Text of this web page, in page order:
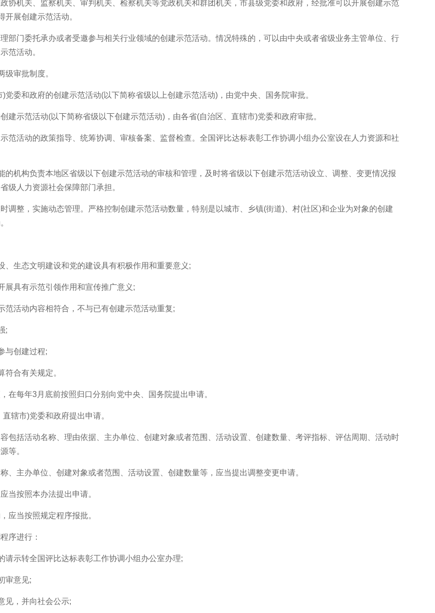
机关、监察机关、审判机关、检察机关等党政机关和群团机关，市县级党委和政府，经批准可以开展创建示范
展创建示范活动。
门委托承办或者受邀参与相关行业领域的创建示范活动。情况特殊的，可以由中央或者省级业务主管单位、行
范活动。
审批制度。
和政府的创建示范活动(以下简称省级以上创建示范活动)，由党中央、国务院审批。
示范活动(以下简称省级以下创建示范活动)，由各省(自治区、直辖市)党委和政府审批。
活动的政策指导、统筹协调、审核备案、监督检查。全国评比达标表彰工作协调小组办公室设在人力资源和社
构负责本地区省级以下创建示范活动的审核和管理，及时将省级以下创建示范活动设立、调整、变更情况报
级人力资源社会保障部门承担。
整，实施动态管理。严格控制创建示范活动数量，特别是以城市、乡镇(街道)、村(社区)和企业为对象的创建
生态文明建设和党的建设具有积极作用和重要意义;
具有示范引领作用和宣传推广意义;
活动内容相符合，不与已有创建示范活动重复;
;
与创建过程;
合有关规定。
每年3月底前按照归口分别向党中央、国务院提出申请。
辖市)党委和政府提出申请。
括活动名称、理由依据、主办单位、创建对象或者范围、活动设置、创建数量、考评指标、评估周期、活动时
等。
主办单位、创建对象或者范围、活动设置、创建数量等，应当提出调整变更申请。
按照本办法提出申请。
当按照规定程序报批。
序进行：
示转全国评比达标表彰工作协调小组办公室办理;
审意见;
，并向社会公示;